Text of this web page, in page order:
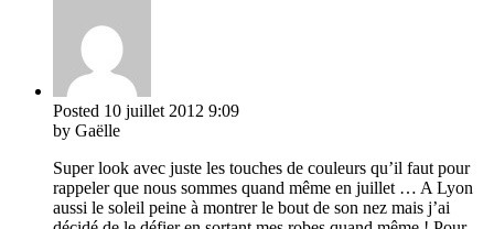
Posted 10 juillet 2012 9:09
by Gaëlle
Super look avec juste les touches de couleurs qu’il faut pour
rappeler que nous sommes quand même en juillet … A Lyon
aussi le soleil peine à montrer le bout de son nez mais j’ai